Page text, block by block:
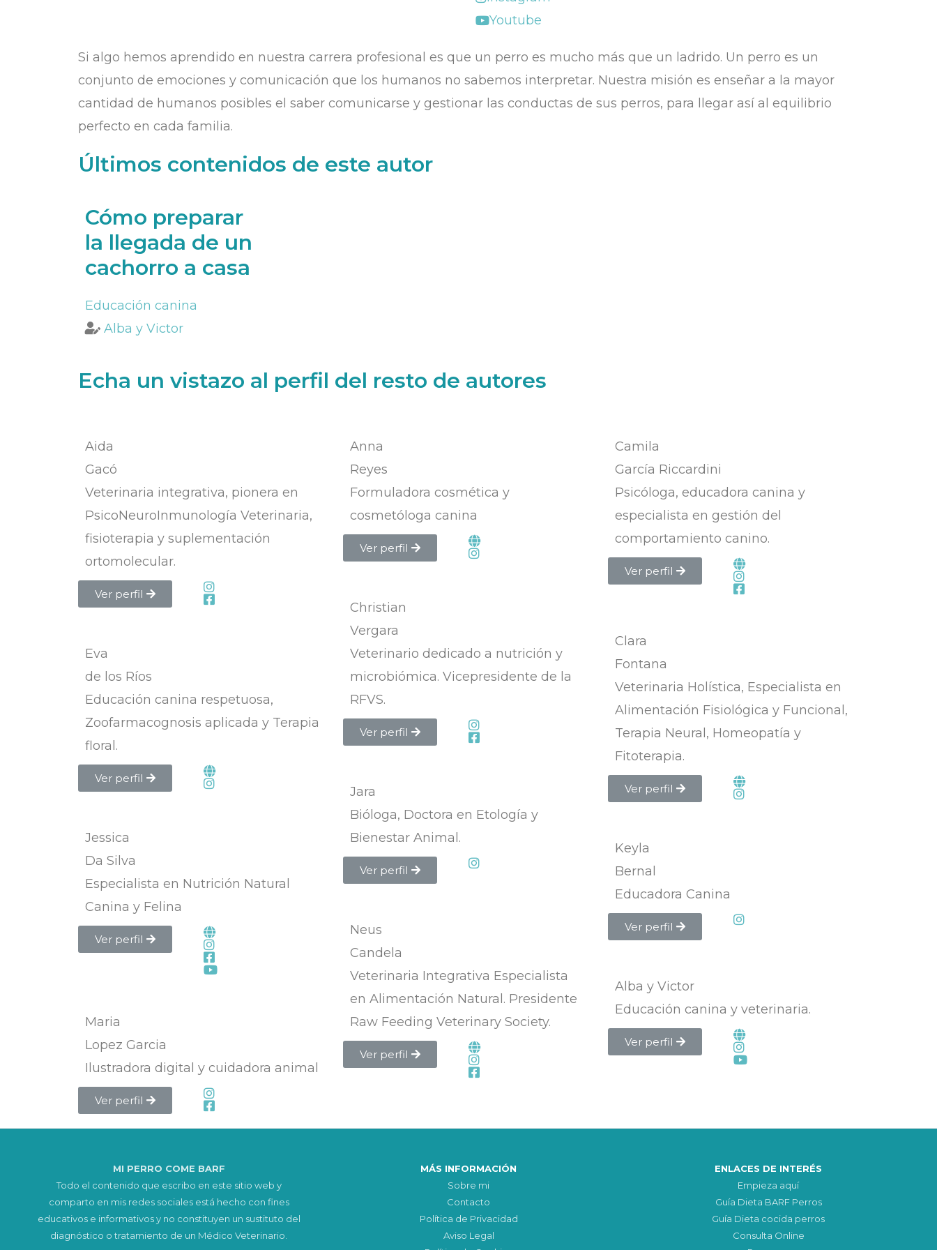
Youtube
Si algo hemos aprendido en nuestra carrera profesional es que un perro es mucho más que un ladrido. Un perro es un
conjunto de emociones y comunicación que los humanos no sabemos interpretar. Nuestra misión es enseñar a la mayor
cantidad de humanos posibles el saber comunicarse y gestionar las conductas de sus perros, para llegar así al equilibrio
perfecto en cada familia.
Últimos contenidos de este autor
Cómo preparar
la llegada de un
cachorro a casa
Educación canina
Alba y Victor
Echa un vistazo al perfil del resto de autores
Aida
Gacó
Veterinaria integrativa, pionera en
PsicoNeuroInmunología Veterinaria,
fisioterapia y suplementación
ortomolecular.
Ver perfil
Anna
Reyes
Formuladora cosmética y
cosmetóloga canina
Ver perfil
Camila
García Riccardini
Psicóloga, educadora canina y
especialista en gestión del
comportamiento canino.
Ver perfil
Christian
Vergara
Veterinario dedicado a nutrición y
microbiómica. Vicepresidente de la
RFVS.
Ver perfil
Clara
Fontana
Veterinaria Holística, Especialista en
Alimentación Fisiológica y Funcional,
Terapia Neural, Homeopatía y
Fitoterapia.
Ver perfil
Eva
de los Ríos
Educación canina respetuosa,
Zoofarmacognosis aplicada y Terapia
floral.
Ver perfil
Jara
Bióloga, Doctora en Etología y
Bienestar Animal.
Ver perfil
Jessica
Da Silva
Especialista en Nutrición Natural
Canina y Felina
Ver perfil
Keyla
Bernal
Educadora Canina
Ver perfil
Neus
Candela
Veterinaria Integrativa Especialista
en Alimentación Natural. Presidente
Raw Feeding Veterinary Society.
Ver perfil
Alba y Victor
Educación canina y veterinaria.
Ver perfil
Maria
Lopez Garcia
Ilustradora digital y cuidadora animal
Ver perfil
MI PERRO COME BARF
Todo el contenido que escribo en este sitio web y
comparto en mis redes sociales está hecho con fines
educativos e informativos y no constituyen un sustituto del
diagnóstico o tratamiento de un Médico Veterinario.
MÁS INFORMACIÓN
Sobre mi
Contacto
Política de Privacidad
Aviso Legal
ENLACES DE INTERÉS
Empieza aquí
Guía Dieta BARF Perros
Guía Dieta cocida perros
Consulta Online